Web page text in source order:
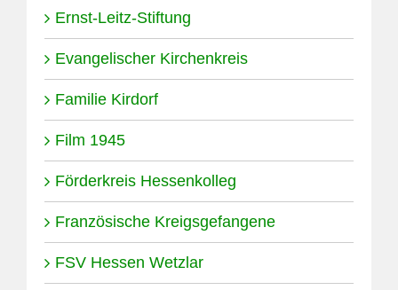
Ernst-Leitz-Stiftung
Evangelischer Kirchenkreis
Familie Kirdorf
Film 1945
Förderkreis Hessenkolleg
Französische Kreigsgefangene
FSV Hessen Wetzlar